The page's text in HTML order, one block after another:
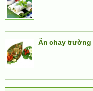
Ăn chay trường